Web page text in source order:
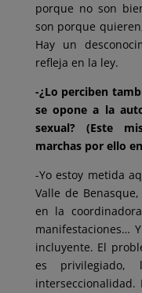
porque no son
son porque
Hay un
refleja en la ley.
-¿Lo perciben
se opone a la
sexual? (Este
marchas por ello
-Yo estoy metida
Valle de
en la
manifestaciones…
incluyente. El
es